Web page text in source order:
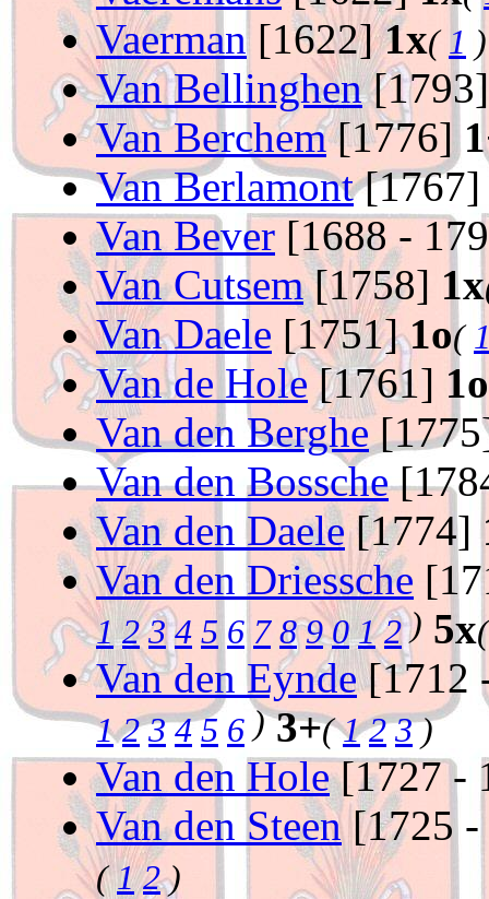
Vaerman [1622]1x( 1 )
Van Bellinghen
Van Berchem[1776]
Van Berlamont
Van Bever [1688 -
Van Cutsem[1758] 1x
Van Daele [1751]1o(
Van de Hole[1761] 1o
Van den Berghe
Van den Bossche
Van den Daele[1774]
Van den Driessche
1 2 3 4 5 6 7 8 9 0 1 2) 5x
Van den Eynde[1712
1 2 3 4 5 6) 3+(1 2 3)
Van den Hole[1727 -
Van den Steen[1725
(1 2)